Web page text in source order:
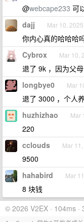
@webcape233 可
dajj Mar 10, 2025
你内心真的哈哈哈
Cybrox Mar 10,
退了 9k ，因为父
longbye0 Mar
退了 3000 ，个人
huzhizhao Mar
220
cclouds Mar
9500
hahabird Mar
8 块钱
© 2026 V2EX · 104ms ·